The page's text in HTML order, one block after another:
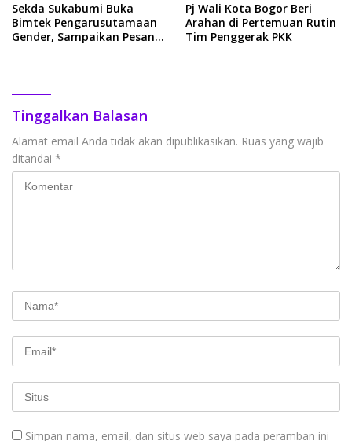
Sekda Sukabumi Buka
Bimtek Pengarusutamaan
Gender, Sampaikan Pesan
Pj Wali Kota Bogor Beri
Arahan di Pertemuan Rutin
Tim Penggerak PKK
Tinggalkan Balasan
Alamat email Anda tidak akan dipublikasikan. Ruas yang wajib
ditandai *
Simpan nama, email, dan situs web saya pada peramban ini